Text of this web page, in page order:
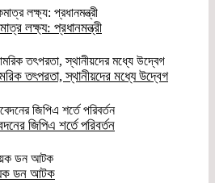
লক্ষ্য: প্রধানমন্ত্রী
তৎপরতা, স্থানীয়দের মধ্যে উদ্বেগ
জিপিএ শর্তে পরিবর্তন
ডন আটক